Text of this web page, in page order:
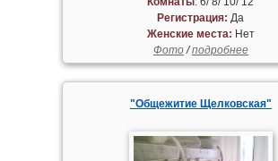
Регистрация: Да
Женские места: Нет
Фото/подробнее
"Общежитие Щелковская"